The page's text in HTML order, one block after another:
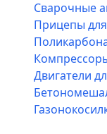
Сварочные
Прицепы
Двигатели